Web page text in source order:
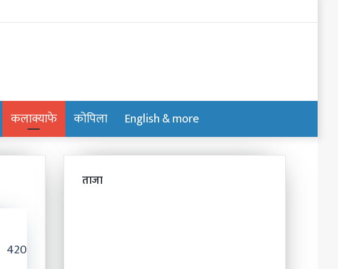
कलाक्याफे कोपिला English & more
for
skin
420
ताजा